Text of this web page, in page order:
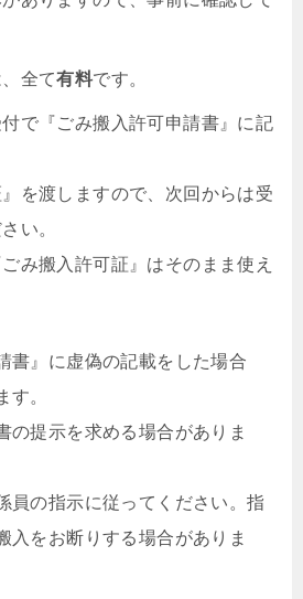
全て有料です。
で『ごみ搬入許可申請書』に記
』を渡しますので、次回からは受
い。
み搬入許可証』はそのまま使え
書』に虚偽の記載をした場合
す。
提示を求める場合がありま
員の指示に従ってください。指
入をお断りする場合がありま